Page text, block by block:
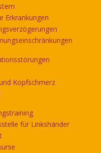
Erkrankungen
Kopfschmerz
für Linkshänder